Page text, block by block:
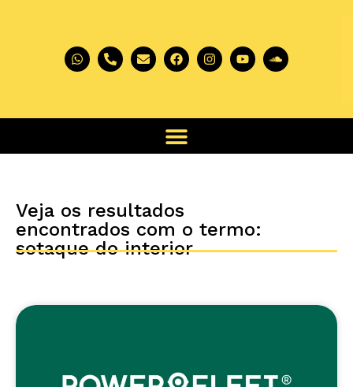
Veja os resultados
encontrados com o termo:
sotaque do interior